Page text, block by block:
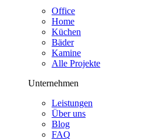
Office
Home
Küchen
Bäder
Kamine
Alle Projekte
Unternehmen
Leistungen
Über uns
Blog
FAQ